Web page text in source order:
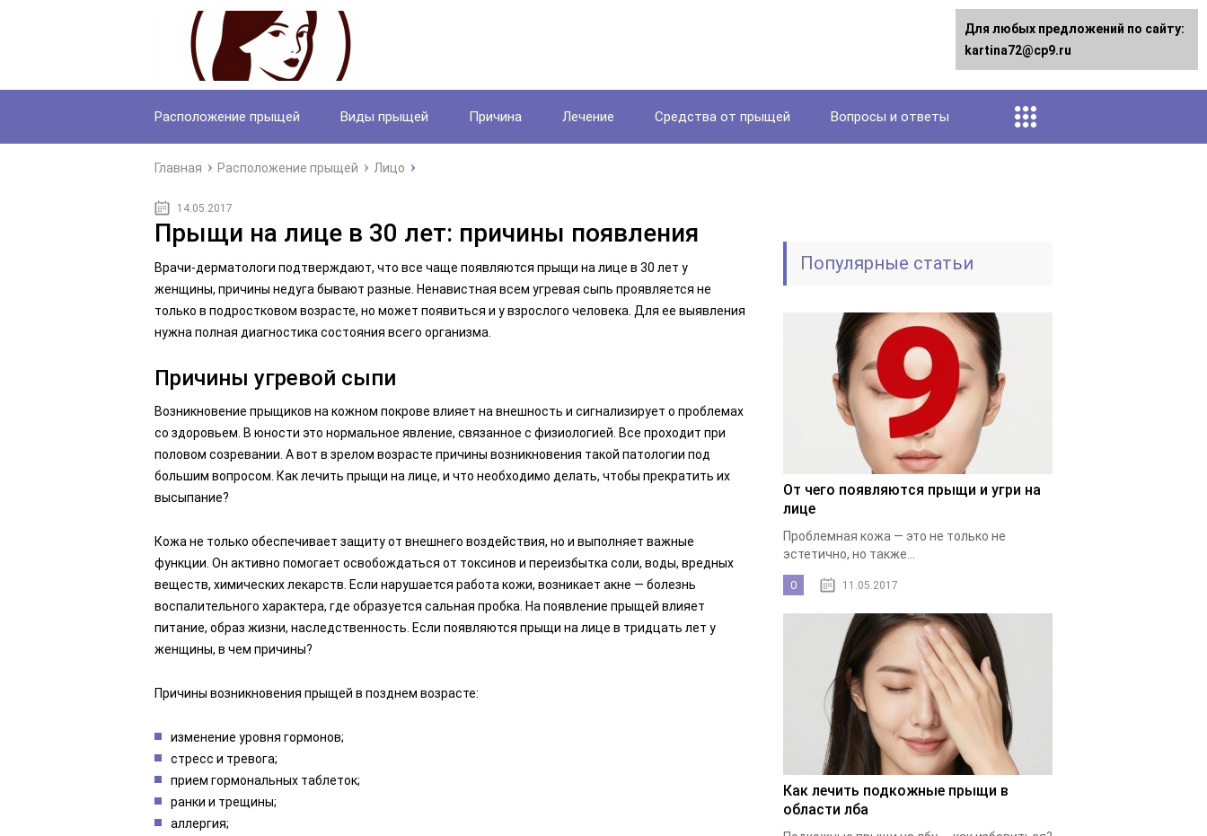
Расположение прыщей Виды прыщей Причина Лечение Средства от прыщей Вопросы и ответы
Главная Расположение прыщей Лицо
14.05.2017
Прыщи на лице в 30 лет: причины появления
Врачи-дерматологи подтверждают, что все чаще появляются прыщи на лице в 30 лет у
женщины, причины недуга бывают разные. Ненавистная всем угревая сыпь проявляется не
только в подростковом возрасте, но может появиться и у взрослого человека. Для ее выявления
нужна полная диагностика состояния всего организма.
Причины угревой сыпи
Возникновение прыщиков на кожном покрове влияет на внешность и сигнализирует о проблемах
со здоровьем. В юности это нормальное явление, связанное с физиологией. Все проходит при
половом созревании. А вот в зрелом возрасте причины возникновения такой патологии под
большим вопросом. Как лечить прыщи на лице, и что необходимо делать, чтобы прекратить их
высыпание?
Кожа не только обеспечивает защиту от внешнего воздействия, но и выполняет важные
функции. Он активно помогает освобождаться от токсинов и переизбытка соли, воды, вредных
веществ, химических лекарств. Если нарушается работа кожи, возникает акне — болезнь
воспалительного характера, где образуется сальная пробка. На появление прыщей влияет
питание, образ жизни, наследственность. Если появляются прыщи на лице в тридцать лет у
женщины, в чем причины?
Причины возникновения прыщей в позднем возрасте:
изменение уровня гормонов;
стресс и тревога;
прием гормональных таблеток;
ранки и трещины;
аллергия;
Популярные статьи
От чего появляются прыщи и угри на
лице
Проблемная кожа — это не только не
эстетично, но также...
0 11.05.2017
Как лечить подкожные прыщи в
области лба
Для любых предложений по сайту:
kartina72@cp9.ru